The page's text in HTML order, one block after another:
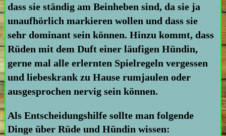
dass sie ständig am Beinheben sind, da sie ja
unaufhörlich markieren wollen und dass sie
sehr dominant sein können. Hinzu kommt, dass
Rüden mit dem Duft einer läufigen Hündin,
gerne mal alle erlernten Spielregeln vergessen
und liebeskrank zu Hause rumjaulen oder
ausgesprochen nervig sein können.
Als Entscheidungshilfe sollte man folgende
Dinge über Rüde und Hündin wissen: